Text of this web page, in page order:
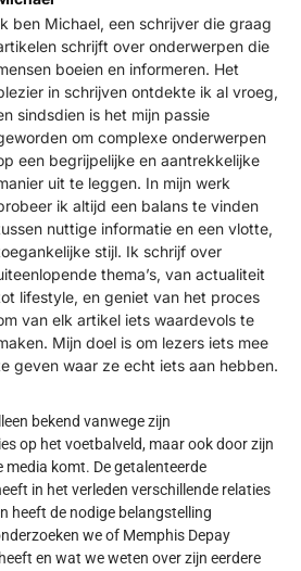
ben Michael, een schrijver die graag
schrijft over onderwerpen die
boeien en informeren. Het
in schrijven ontdekte ik al vroeg,
sindsdien is het mijn passie
om complexe onderwerpen
een begrijpelijke en aantrekkelijke
uit te leggen. In mijn werk
ik altijd een balans te vinden
nuttige informatie en een vlotte,
stijl. Ik schrijf over
thema’s, van actualiteit
lifestyle, en geniet van het proces
van elk artikel iets waardevols te
Mijn doel is om lezers iets mee
geven waar ze echt iets aan hebben.
bekend vanwege zijn
op het voetbalveld, maar ook door zijn
media komt. De getalenteerde
in het verleden verschillende relaties
heeft de nodige belangstelling
we of Memphis Depay
en wat we weten over zijn eerdere